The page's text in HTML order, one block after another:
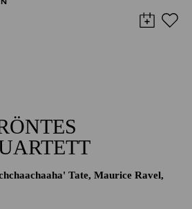
Tate, Maurice Ravel,